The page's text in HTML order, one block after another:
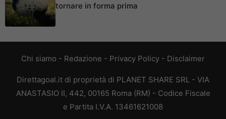
tornare in forma prima
Chi siamo - Redazione - Privacy Policy - Disclaimer
Direttagoal.it di proprietà di PLANET SHARE SRL - VIA
ANASTASIO II, 442, 00165 Roma (RM) - Codice Fiscale
e Partita I.V.A. 13461621008